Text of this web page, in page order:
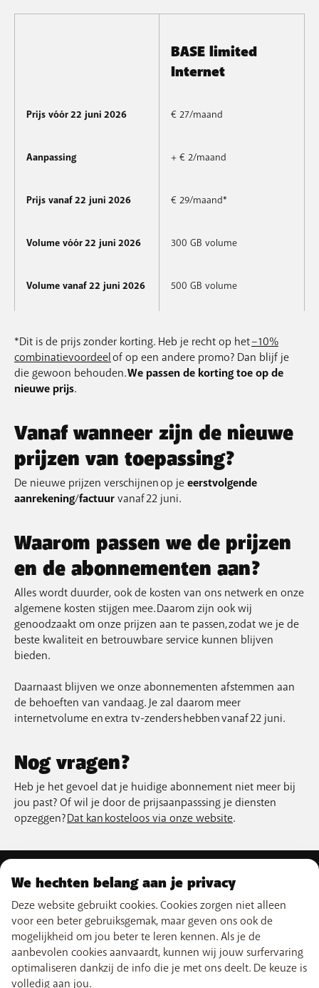
BASE limited
Internet
Prijs vóór 22 juni 2026 € 27/maand
Aanpassing + € 2/maand
Prijs vanaf 22 juni 2026 € 29/maand*
Volume vóór 22 juni 2026 300 GB volume
Volume vanaf 22 juni 2026 500 GB volume
*Dit is de prijs zonder korting. Heb je recht op het–10%
combinatievoordeelof op een andere promo? Dan blijf je
die gewoon behouden.We passen de korting toe op de
nieuwe prijs.
Vanaf wanneer zijn de nieuwe
prijzen van toepassing?
De nieuwe prijzen verschijnen op je eerstvolgende
aanrekening/factuur vanaf 22 juni.
Waarom passen we de prijzen
en de abonnementen aan?
Alles wordt duurder, ook de kosten van ons netwerk en onze
algemene kosten stijgen mee. Daarom zijn ook wij
genoodzaakt om onze prijzen aan te passen, zodat we je de
beste kwaliteit en betrouwbare service kunnen blijven
bieden.
Daarnaast blijven we onze abonnementen afstemmen aan
de behoeften van vandaag. Je zal daarom meer
internetvolume en extra tv-zenders hebben vanaf 22 juni.
Nog vragen?
Heb je het gevoel dat je huidige abonnement niet meer bij
jou past? Of wil je door de prijsaanpasssing je diensten
opzeggen?Dat kan kosteloos via onze website.
ONS AANBOD
Gsm-abonnementen
Smartphones
Prepaidkaarten
Internet
TV
ONZE DIENSTEN
eSIM
Data Jump
Free Data Day
SUPPORT
We hechten belang aan je privacy
Deze website gebruikt cookies. Cookies zorgen niet alleen
voor een beter gebruiksgemak, maar geven ons ook de
mogelijkheid om jou beter te leren kennen. Als je de
aanbevolen cookies aanvaardt, kunnen wij jouw surfervaring
optimaliseren dankzij de info die je met ons deelt. De keuze is
volledig aan jou.